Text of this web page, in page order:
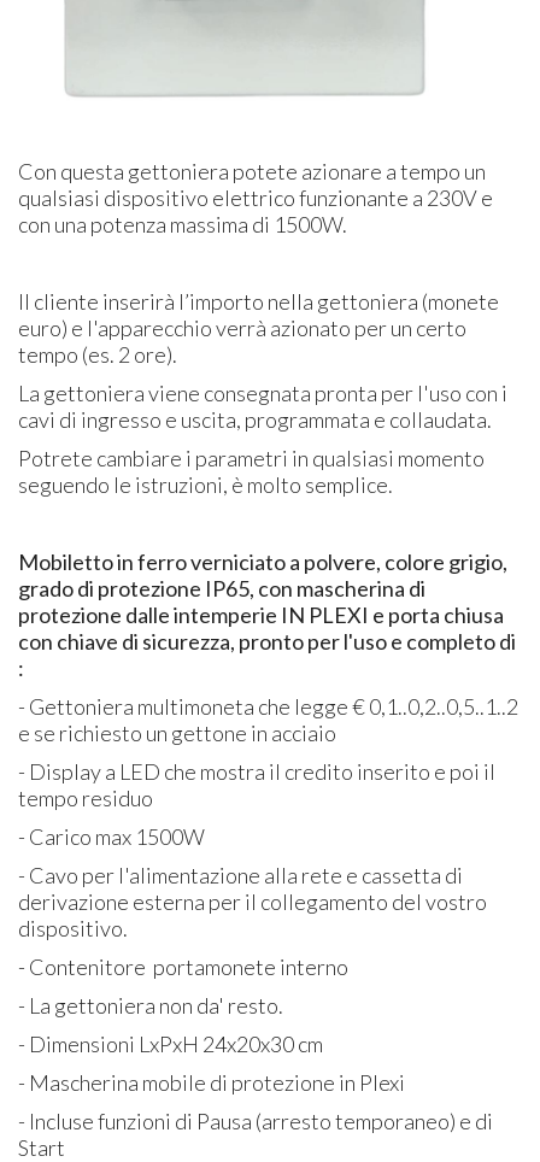
Con questa gettoniera potete azionare a tempo un
qualsiasi dispositivo elettrico funzionante a 230V e
con una potenza massima di 1500W.
Il cliente inserirà l’importo nella gettoniera (monete
euro) e l'apparecchio verrà azionato per un certo
tempo (es. 2 ore).
La gettoniera viene consegnata pronta per l'uso con i
cavi di ingresso e uscita, programmata e collaudata.
Potrete cambiare i parametri in qualsiasi momento
seguendo le istruzioni, è molto semplice.
Mobiletto in ferro verniciato a polvere, colore grigio,
grado di protezione IP65, con mascherina di
protezione dalle intemperie IN PLEXI e porta chiusa
con chiave di sicurezza, pronto per l'uso e completo di
:
- Gettoniera multimoneta che legge € 0,1..0,2..0,5..1..2
e se richiesto un gettone in acciaio
- Display a LED che mostra il credito inserito e poi il
tempo residuo
- Carico max 1500W
- Cavo per l'alimentazione alla rete e cassetta di
derivazione esterna per il collegamento del vostro
dispositivo.
- Contenitore portamonete interno
- La gettoniera non da' resto.
- Dimensioni LxPxH 24x20x30 cm
- Mascherina mobile di protezione in Plexi
- Incluse funzioni di Pausa (arresto temporaneo) e di
Start